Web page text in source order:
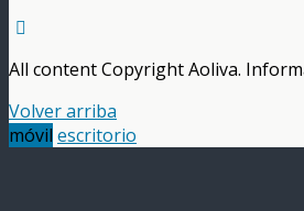
All content Copyright Aoliva.
Volver arriba
móvil escritorio